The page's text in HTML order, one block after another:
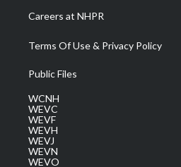
Careers at NHPR
Terms Of Use & Privacy Policy
Public Files
WCNH
WEVC
WEVF
WEVH
WEVJ
WEVN
WEVO